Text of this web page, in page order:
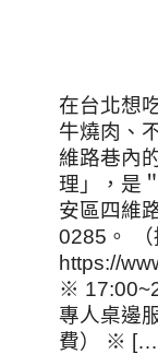
在台北想
牛燒肉、
維路巷內
理」，是
安區四維
0285。
https://
※
專人桌邊
費） ※